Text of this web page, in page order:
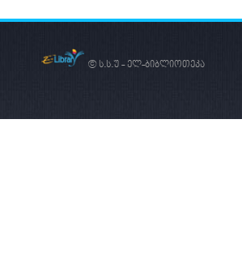
© ს.ს.უ - ელ-ბიბლიოთეკა